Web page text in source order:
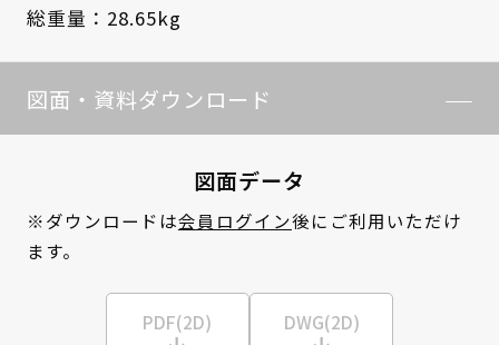
総重量：28.65kg
図面・資料ダウンロード
図面データ
※ダウンロードは会員ログイン後にご利用いただけ
ます。
PDF(2D) DWG(2D)